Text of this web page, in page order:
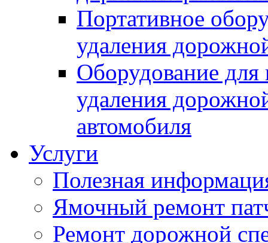
Портативное
удаления
Оборудование для
удаления
автомобиля
Услуги
Полезная
Ямочный ремонт
Ремонт дорожной